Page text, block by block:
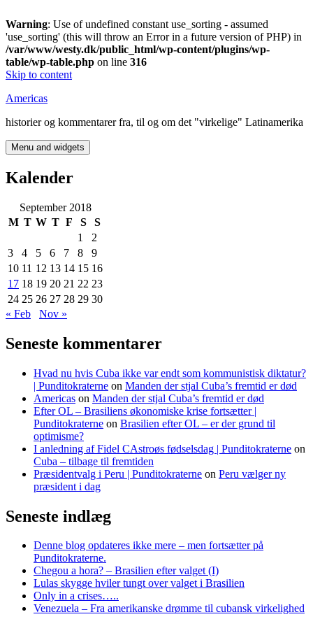
Warning: Use of undefined constant use_sorting - assumed
'use_sorting' (this will throw an Error in a future version of PHP) in
/var/www/westy.dk/public_html/wp-content/plugins/wp-
table/wp-table.php on line 316
Skip to content
Americas
historier og kommentarer fra, til og om det "virkelige" Latinamerika
Menu and widgets
Kalender
September 2018
M T W T F S
S
1
2
3
4 5 6 7 8
9
10 11 12 13 14 15 16
17 18 19 20 21 22 23
24 25 26 27 28 29 30
« Feb
Nov »
Seneste kommentarer
Hvad nu hvis Cuba ikke var endt som kommunistisk diktatur?
| Punditokraterne on Manden der stjal Cuba’s fremtid er død
Americas on Manden der stjal Cuba’s fremtid er død
Efter OL – Brasiliens økonomiske krise fortsætter |
Punditokraterne on Brasilien efter OL – er der grund til
optimisme?
I anledning af Fidel CAstroøs fødselsdag | Punditokraterne on
Cuba – tilbage til fremtiden
Præsidentvalg i Peru | Punditokraterne on Peru vælger ny
præsident i dag
Seneste indlæg
Denne blog opdateres ikke mere – men fortsætter på
Punditokraterne.
Chegou a hora? – Brasilien efter valget (I)
Lulas skygge hviler tungt over valget i Brasilien
Only in a crises…..
Venezuela – Fra amerikanske drømme til cubansk virkelighed